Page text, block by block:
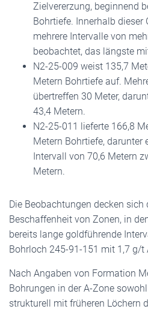
Zielvererzung, beginnend
Bohrtiefe. Innerhalb dieser
mehrere Intervalle von
beobachtet, das längste
N2-25-009 weist 135,7
Metern Bohrtiefe auf.
übertreffen 30 Meter,
43,4 Metern.
N2-25-011 lieferte 166,8
Metern Bohrtiefe, darunter
Intervall von 70,6 Metern
Metern.
Die Beobachtungen decken sich
Beschaffenheit von Zonen, in
bereits lange goldführende
Bohrloch 245-91-151 mit 1,7 g/t
Nach Angaben von Formation
Bohrungen in der A-Zone
strukturell mit früheren Löchern